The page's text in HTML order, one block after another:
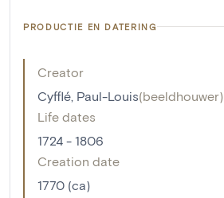
PRODUCTIE EN DATERING
Creator
Cyfflé, Paul-Louis(beeldhouwer)
Life dates
1724 - 1806
Creation date
1770 (ca)